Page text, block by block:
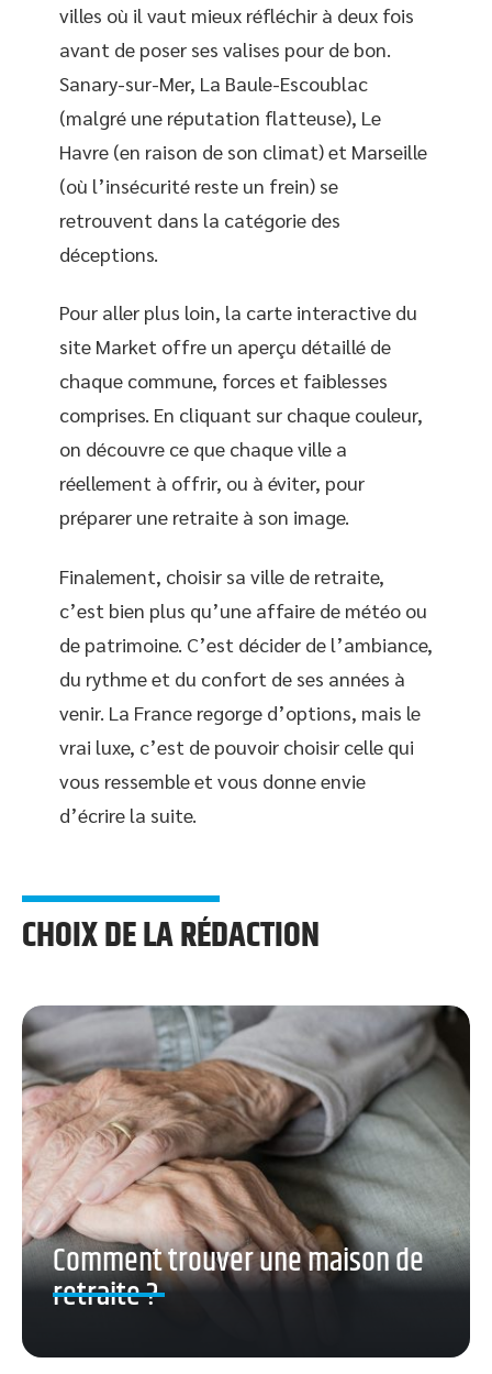
villes où il vaut mieux réfléchir à deux fois
avant de poser ses valises pour de bon.
Sanary-sur-Mer, La Baule-Escoublac
(malgré une réputation flatteuse), Le
Havre (en raison de son climat) et Marseille
(où l’insécurité reste un frein) se
retrouvent dans la catégorie des
déceptions.
Pour aller plus loin, la carte interactive du
site Market offre un aperçu détaillé de
chaque commune, forces et faiblesses
comprises. En cliquant sur chaque couleur,
on découvre ce que chaque ville a
réellement à offrir, ou à éviter, pour
préparer une retraite à son image.
Finalement, choisir sa ville de retraite,
c’est bien plus qu’une affaire de météo ou
de patrimoine. C’est décider de l’ambiance,
du rythme et du confort de ses années à
venir. La France regorge d’options, mais le
vrai luxe, c’est de pouvoir choisir celle qui
vous ressemble et vous donne envie
d’écrire la suite.
CHOIX DE LA RÉDACTION
Comment trouver une maison de
retraite ?